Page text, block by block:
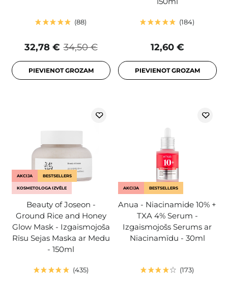
88
34,50 €
32,78 €
PIEVIENOT GROZAM
184
12,60 €
PIEVIENOT GROZAM
AKCIJA BESTSELLERS
KOSMETOLOGA IZVĒLE
Beauty of Joseon -
Ground Rice and Honey
Glow Mask - Izgaismojoša
Rīsu Sejas Maska ar Medu
- 150ml
435
AKCIJA BESTSELLERS
Anua - Niacinamide 10% +
TXA 4% Serum -
Izgaismojošs Serums ar
Niacinamīdu - 30ml
173